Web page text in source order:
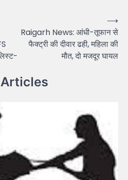
Raigarh News: आंधी-तूफान से
फैक्ट्री की दीवार ढही, महिला की
मौत, दो मजदूर घायल
⟶